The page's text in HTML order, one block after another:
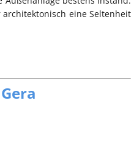
eine Seltenheit